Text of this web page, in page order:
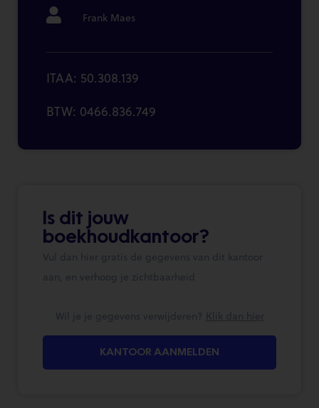
Frank Maes
ITAA: 50.308.139
BTW: 0466.836.749
Is dit jouw
boekhoudkantoor?
Vul dan hier gratis de gegevens van dit kantoor
aan, en verhoog je zichtbaarheid
Wil je je gegevens verwijderen? Klik dan hier
KANTOOR AANMELDEN